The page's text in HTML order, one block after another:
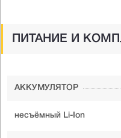
ПИТАНИЕ И
АККУМУЛЯТОР
несъёмный Li-Ion